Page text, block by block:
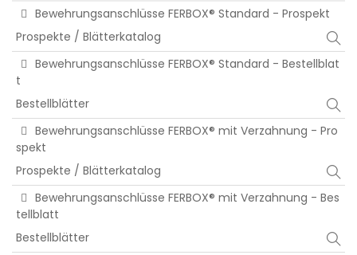
Bewehrungsanschlüsse FERBOX® Standard - Prospekt
Prospekte / Blätterkatalog
Bewehrungsanschlüsse FERBOX® Standard - Bestellblat
t
Bestellblätter
Bewehrungsanschlüsse FERBOX® mit Verzahnung - Pro
spekt
Prospekte / Blätterkatalog
Bewehrungsanschlüsse FERBOX® mit Verzahnung - Bes
tellblatt
Bestellblätter